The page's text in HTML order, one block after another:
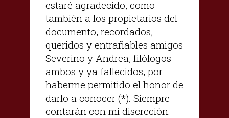
estaré agradecido, como
también a los propietarios del
documento, recordados,
queridos y entrañables amigos
Severino y Andrea, filólogos
ambos y ya fallecidos, por
haberme permitido el honor de
darlo a conocer (*). Siempre
contarán con mi discreción.